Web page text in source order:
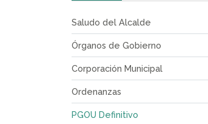
Saludo del Alcalde
Órganos de Gobierno
Corporación Municipal
Ordenanzas
PGOU Definitivo